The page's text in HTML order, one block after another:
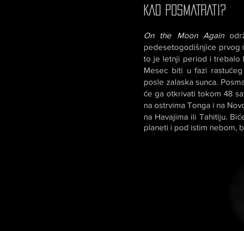
KAD POSMATRATI?
On the Moon Again
pedesetogodišnjice prvog
to je letnji period i trebalo
Mesec biti u fazi
posle zalaska sunca.
će ga otkrivati tokom 48
na ostrvima Tonga i na
na Havajima ili Tahitiju.
planeti i pod istim nebom,